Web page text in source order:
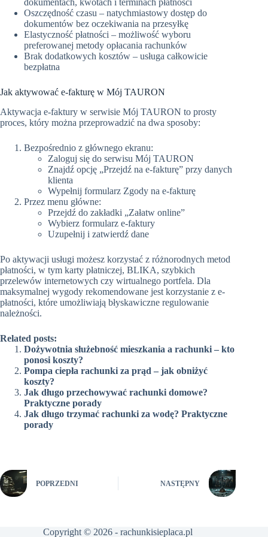
dokumentach, kwotach i terminach płatności
Oszczędność czasu – natychmiastowy dostęp do
dokumentów bez oczekiwania na przesyłkę
Elastyczność płatności – możliwość wyboru
preferowanej metody opłacania rachunków
Brak dodatkowych kosztów – usługa całkowicie
bezpłatna
Jak aktywować e-fakturę w Mój TAURON
Aktywacja e-faktury w serwisie Mój TAURON to prosty
proces, który można przeprowadzić na dwa sposoby:
Bezpośrednio z głównego ekranu:
Zaloguj się do serwisu Mój TAURON
Znajdź opcję „Przejdź na e-fakturę” przy danych
klienta
Wypełnij formularz Zgody na e-fakturę
Przez menu główne:
Przejdź do zakładki „Załatw online”
Wybierz formularz e-faktury
Uzupełnij i zatwierdź dane
Po aktywacji usługi możesz korzystać z różnorodnych metod
płatności, w tym karty płatniczej, BLIKA, szybkich
przelewów internetowych czy wirtualnego portfela. Dla
maksymalnej wygody rekomendowane jest korzystanie z e-
płatności, które umożliwiają błyskawiczne regulowanie
należności.
Related posts:
Dożywotnia służebność mieszkania a rachunki – kto
ponosi koszty?
Pompa ciepła rachunki za prąd – jak obniżyć
koszty?
Jak długo przechowywać rachunki domowe?
Praktyczne porady
Jak długo trzymać rachunki za wodę? Praktyczne
porady
POPRZEDNI NASTĘPNY
Copyright © 2026 - rachunkisieplaca.pl